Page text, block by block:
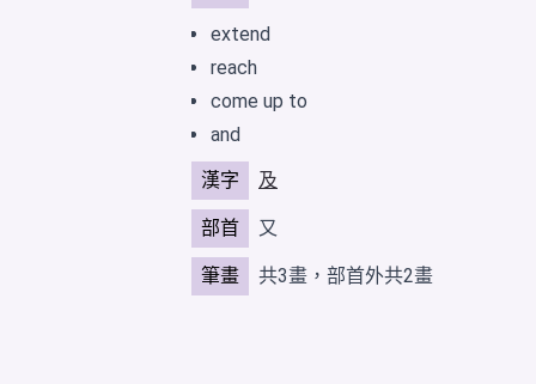
extend
reach
come up to
and
漢字
及
部首 又
筆畫 共3畫，部首外共2畫